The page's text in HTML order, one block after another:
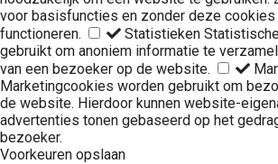
voor basisfuncties en zonder deze
functioneren.
Statistieken
gebruikt om anoniem informatie te
van een bezoeker op de website.
Marketingcookies worden gebruikt om
de website. Hierdoor kunnen website-
advertenties tonen gebaseerd op het
bezoeker.
Voorkeuren opslaan